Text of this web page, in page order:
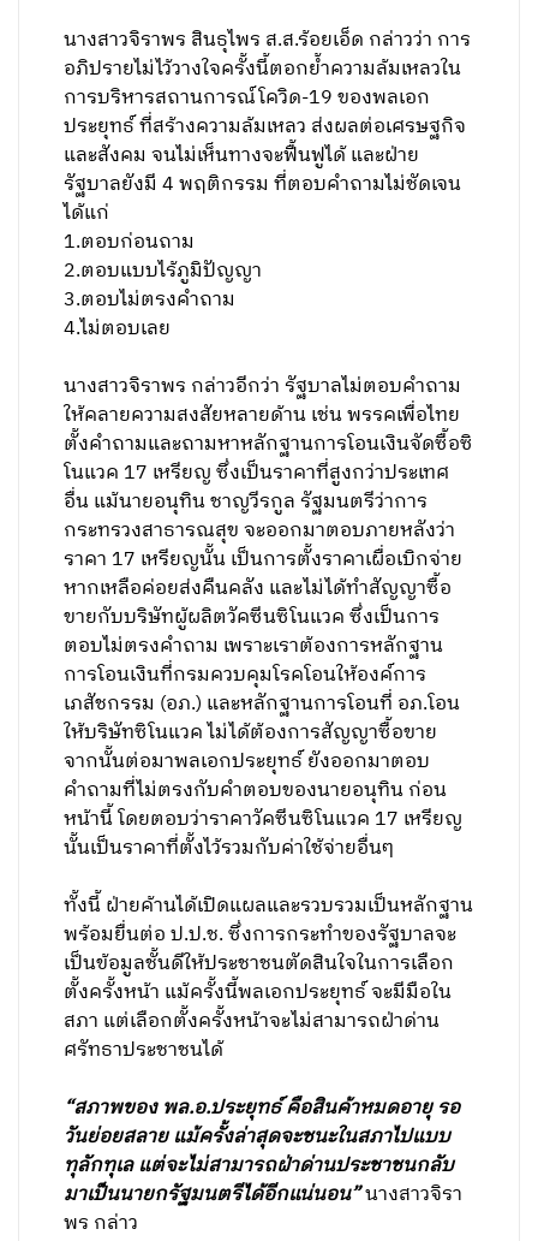
นางสาวจิราพร สินธุไพร ส.ส.ร้อยเอ็ด กล่าวว่า การ
อภิปรายไม่ไว้วางใจครั้งนี้ตอกย้ำความล้มเหลวใน
การบริหารสถานการณ์โควิด-19 ของพลเอก
ประยุทธ์ ที่สร้างความล้มเหลว ส่งผลต่อเศรษฐกิจ
และสังคม จนไม่เห็นทางจะฟื้นฟูได้ และฝ่าย
รัฐบาลยังมี 4 พฤติกรรม ที่ตอบคำถามไม่ชัดเจน
ได้แก่
1.ตอบก่อนถาม
2.ตอบแบบไร้ภูมิปัญญา
3.ตอบไม่ตรงคำถาม
4.ไม่ตอบเลย
นางสาวจิราพร กล่าวอีกว่า รัฐบาลไม่ตอบคำถาม
ให้คลายความสงสัยหลายด้าน เช่น พรรคเพื่อไทย
ตั้งคำถามและถามหาหลักฐานการโอนเงินจัดซื้อซิ
โนแวค 17 เหรียญ ซึ่งเป็นราคาที่สูงกว่าประเทศ
อื่น แม้นายอนุทิน ชาญวีรกูล รัฐมนตรีว่าการ
กระทรวงสาธารณสุข จะออกมาตอบภายหลังว่า
ราคา 17 เหรียญนั้น เป็นการตั้งราคาเผื่อเบิกจ่าย
หากเหลือค่อยส่งคืนคลัง และไม่ได้ทำสัญญาซื้อ
ขายกับบริษัทผู้ผลิตวัคซีนซิโนแวค ซึ่งเป็นการ
ตอบไม่ตรงคำถาม เพราะเราต้องการหลักฐาน
การโอนเงินที่กรมควบคุมโรคโอนให้องค์การ
เภสัชกรรม (อภ.) และหลักฐานการโอนที่ อภ.โอน
ให้บริษัทซิโนแวค ไม่ได้ต้องการสัญญาซื้อขาย
จากนั้นต่อมาพลเอกประยุทธ์ ยังออกมาตอบ
คำถามที่ไม่ตรงกับคำตอบของนายอนุทิน ก่อน
หน้านี้ โดยตอบว่าราคาวัคซีนซิโนแวค 17 เหรียญ
นั้นเป็นราคาที่ตั้งไว้รวมกับค่าใช้จ่ายอื่นๆ
ทั้งนี้ ฝ่ายค้านได้เปิดแผลและรวบรวมเป็นหลักฐาน
พร้อมยื่นต่อ ป.ป.ช. ซึ่งการกระทำของรัฐบาลจะ
เป็นข้อมูลชั้นดีให้ประชาชนตัดสินใจในการเลือก
ตั้งครั้งหน้า แม้ครั้งนี้พลเอกประยุทธ์ จะมีมือใน
สภา แต่เลือกตั้งครั้งหน้าจะไม่สามารถฝ่าด่าน
ศรัทธาประชาชนได้
“สภาพของ พล.อ.ประยุทธ์ คือสินค้าหมดอายุ รอ
วันย่อยสลาย แม้ครั้งล่าสุดจะชนะในสภาไปแบบ
ทุลักทุเล แต่จะไม่สามารถฝ่าด่านประชาชนกลับ
มาเป็นนายกรัฐมนตรีได้อีกแน่นอน”นางสาวจิรา
พร กล่าว